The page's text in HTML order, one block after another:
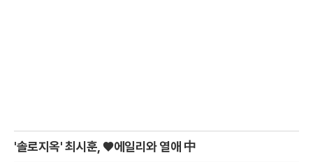
'솔로지옥' 최시훈, ♥에일리와 열애 中